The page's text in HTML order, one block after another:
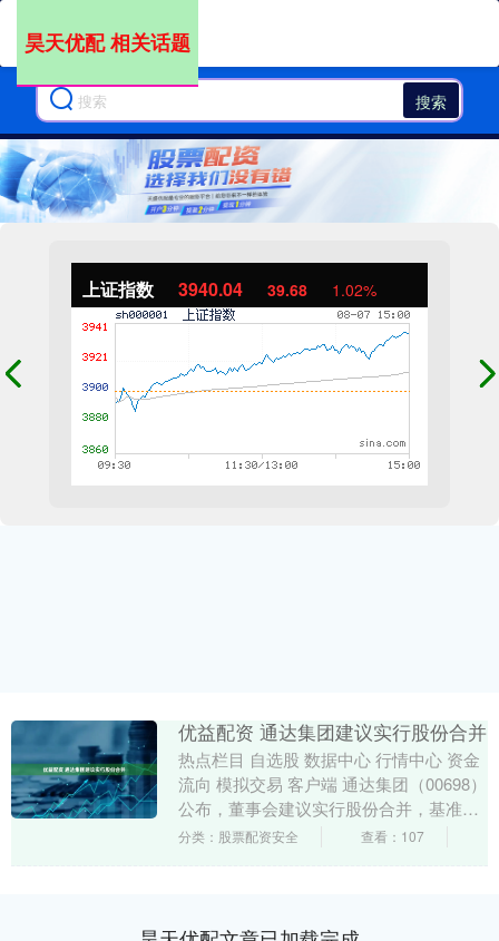
搜索
上证指数 3940.04 39.68 1.02%
昊天优配 相关话题
优益配资 通达集团建议实行股份合并
热点栏目 自选股 数据中心 行情中心 资金
流向 模拟交易 客户端 通达集团（00698）
公布，董事会建议实行股份合并，基准为
每50股每股面值0.01港元的已发行....
分类：股票配资安全 查看：107